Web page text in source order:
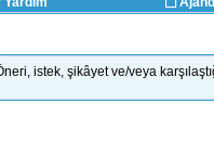
istek, şikâyet ve/veya